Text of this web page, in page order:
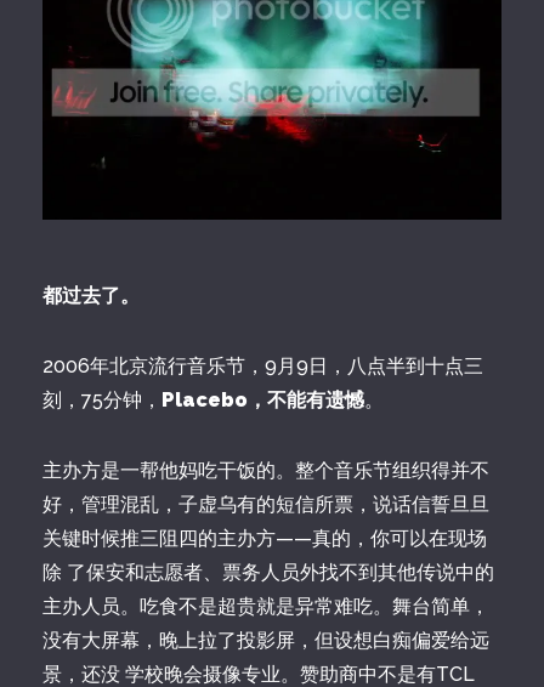
都过去了。
2006年北京流行音乐节，9月9日，八点半到十点三
刻，75分钟， Placebo，不能有遗憾。
主办方是一帮他妈吃干饭的。整个音乐节组织得并不
好，管理混乱，子虚乌有的短信所票，说话信誓旦旦
关键时候推三阻四的主办方——真的，你可以在现场
除 了保安和志愿者、票务人员外找不到其他传说中的
主办人员。吃食不是超贵就是异常难吃。舞台简单，
没有大屏幕，晚上拉了投影屏，但设想白痴偏爱给远
景，还没 学校晚会摄像专业。赞助商中不是有TCL